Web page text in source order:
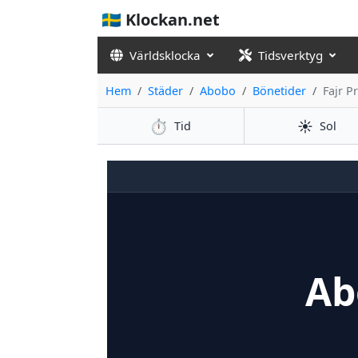
🇸🇪 Klockan.net
Världsklocka Tidsverktyg
Hem Städer Abobo Bönetider Fajr
⏱️ Tid ☀️ Sol